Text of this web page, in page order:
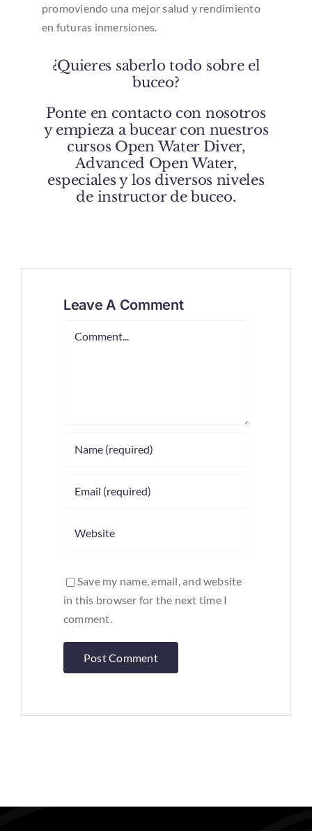
promoviendo una mejor salud y rendimiento
en futuras inmersiones.
¿Quieres saberlo todo sobre el
buceo?
Ponte en contacto con nosotros
y empieza a bucear con nuestros
cursos Open Water Diver,
Advanced Open Water,
especiales y los diversos niveles
de instructor de buceo.
Leave A Comment
Save my name, email, and website
in this browser for the next time I
comment.